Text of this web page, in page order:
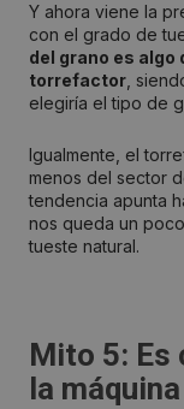
Y ahora viene la
con el grado de
del grano es algo
torrefactor ,
elegiría el tipo de
Igualmente, el
menos del sector
tendencia apunta
nos queda un
tueste natural.
Mito 5: Es
la máquina